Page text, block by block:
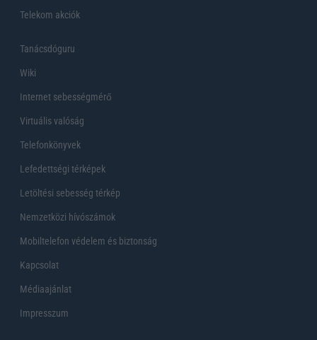
Telekom akciók
Tanácsdóguru
Wiki
Internet sebességmérő
Virtuális valóság
Telefonkönyvek
Lefedettségi térképek
Letöltési sebesség térkép
Nemzetközi hívószámok
Mobiltelefon védelem és biztonság
Kapcsolat
Médiaajánlat
Impresszum